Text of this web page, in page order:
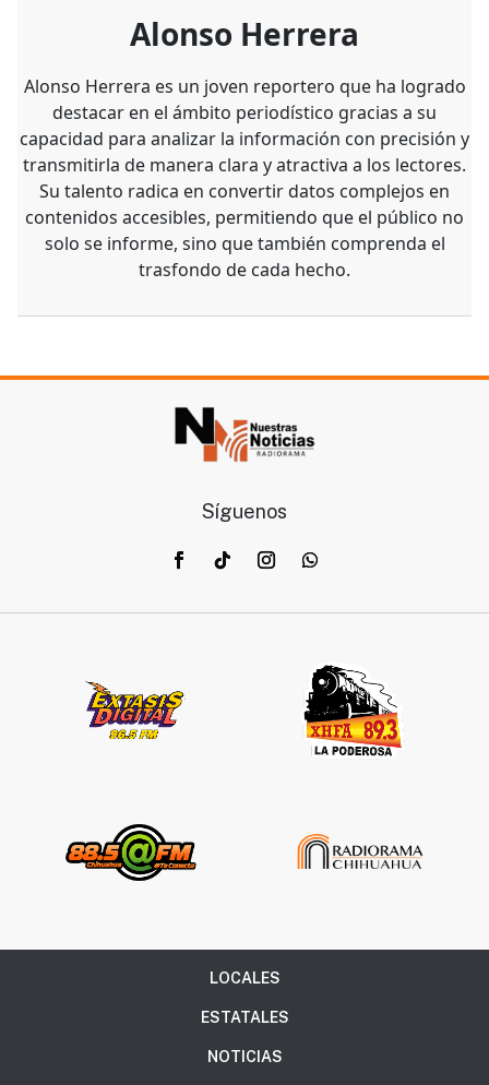
Alonso Herrera
Alonso Herrera es un joven reportero que ha logrado
destacar en el ámbito periodístico gracias a su
capacidad para analizar la información con precisión y
transmitirla de manera clara y atractiva a los lectores.
Su talento radica en convertir datos complejos en
contenidos accesibles, permitiendo que el público no
solo se informe, sino que también comprenda el
trasfondo de cada hecho.
Síguenos
LOCALES
ESTATALES
NOTICIAS